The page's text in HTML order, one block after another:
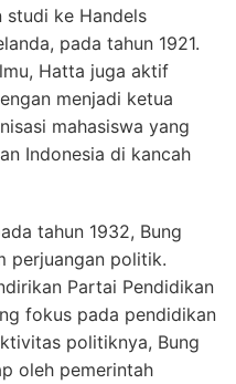
studi ke Handels
pada tahun 1921.
Hatta juga aktif
menjadi ketua
mahasiswa yang
Indonesia di kancah
tahun 1932, Bung
perjuangan politik.
Partai Pendidikan
fokus pada pendidikan
politiknya, Bung
oleh pemerintah